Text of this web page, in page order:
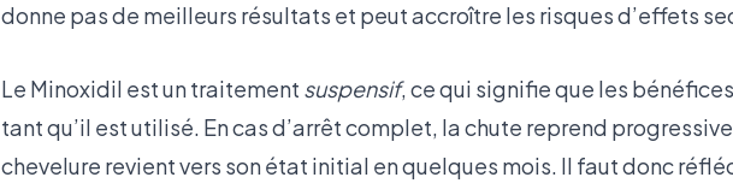
donne pas de meilleurs résultats et peut accroître les risques d’effets
Le Minoxidil est un traitement suspensif, ce qui signifie que les
tant qu’il est utilisé. En cas d’arrêt complet, la chute reprend
chevelure revient vers son état initial en quelques mois. Il faut donc